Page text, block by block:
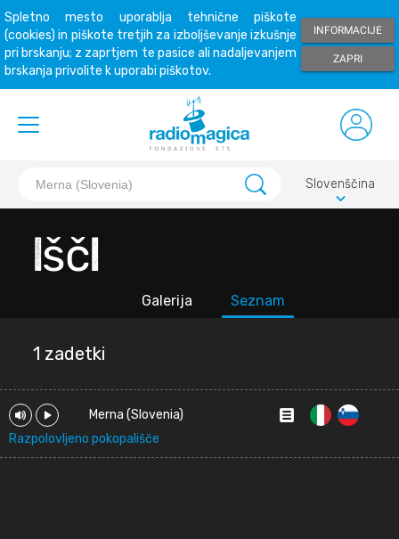
Spletno mesto uporablja tehnične piškote
(cookies) in piškote tretjih za izboljševanje izkušnje
pri brskanju; z zaprtjem te pasice ali nadaljevanjem
brskanja privolite k uporabi piškotov.
INFORMACIJE
ZAPRI
Slovenščina
keyboard_arrow_down
Išči
Galerija Seznam
1 zadetki
Merna (Slovenia)
Razpolovljeno pokopališče